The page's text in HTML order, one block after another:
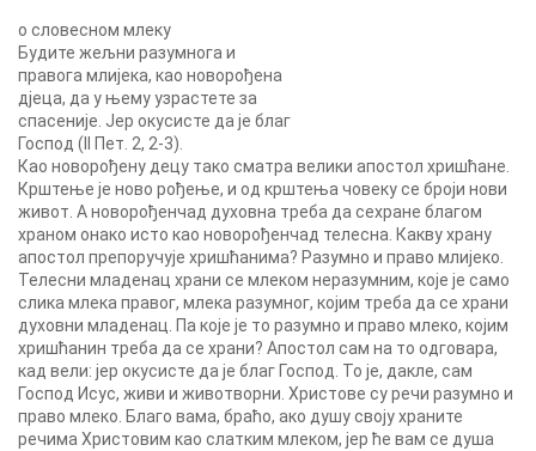
о словесном млеку
Будите жељни разумнога и
правога млијека, као новорођена
дјеца, да у њему узрастете за
спасеније. Јер окусисте да је благ
Господ (II Пет. 2, 2-3).
Као новорођену децу тако сматра велики апостол хришћане.
Крштење је ново рођење, и од крштења човеку се броји нови
живот. А новорођенчад духовна треба да сехране благом
храном онако исто као новорођенчад телесна. Какву храну
апостол препоручује хришћанима? Разумно и право млијеко.
Телесни младенац храни се млеком неразумним, које је само
слика млека правог, млека разумног, којим треба да се храни
духовни младенац. Па које је то разумно и право млеко, којим
хришћанин треба да се храни? Апостол сам на то одговара,
кад вели: јер окусисте да је благ Господ. То је, дакле, сам
Господ Исус, живи и животворни. Христове су речи разумно и
право млеко. Благо вама, браћо, ако душу своју храните
речима Христовим као слатким млеком, јер ће вам се душа